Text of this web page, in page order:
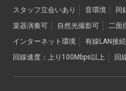
スタッフ立会いあり
音環境 同
楽器演奏可
自然光撮影可 二面
インターネット環境
有線LAN接
回線速度：上り100Mbps以上
回